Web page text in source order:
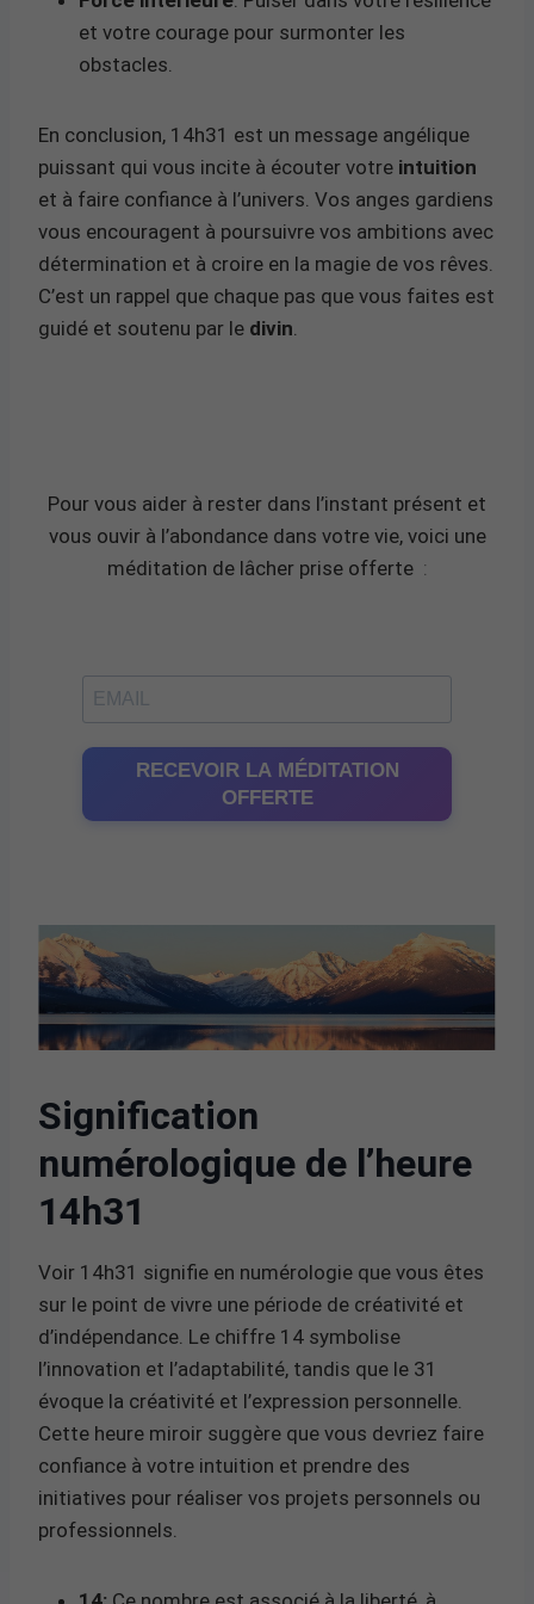
et votre courage pour surmonter les
obstacles.
En conclusion, 14h31 est un message angélique
puissant qui vous incite à écouter votre intuition
et à faire confiance à l’univers. Vos anges gardiens
vous encouragent à poursuivre vos ambitions avec
détermination et à croire en la magie de vos rêves.
C’est un rappel que chaque pas que vous faites est
guidé et soutenu par le divin
Pour vous aider à rester dans l’instant présent et
vous ouvir à l’abondance dans votre vie, voici une
méditation de lâcher prise offerte :
RECEVOIR LA MÉDITATION
OFFERTE
Signification
numérologique de l’heure
14h31
Voir 14h31 signifie en numérologie que vous êtes
sur le point de vivre une période de créativité et
d’indépendance. Le chiffre 14 symbolise
l’innovation et l’adaptabilité, tandis que le 31
évoque la créativité et l’expression personnelle.
Cette heure miroir suggère que vous devriez faire
confiance à votre intuition et prendre des
initiatives pour réaliser vos projets personnels ou
professionnels.